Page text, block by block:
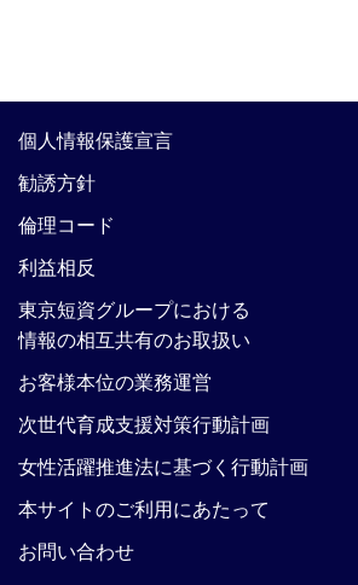
個人情報保護宣言
勧誘方針
倫理コード
利益相反
東京短資グループにおける
情報の相互共有のお取扱い
お客様本位の業務運営
次世代育成支援対策行動計画
女性活躍推進法に基づく行動計画
本サイトのご利用にあたって
お問い合わせ